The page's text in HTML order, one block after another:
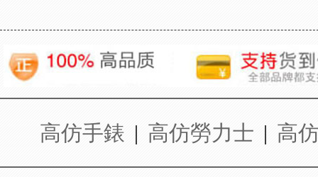
高仿手錶 | 高仿勞力士 | 高